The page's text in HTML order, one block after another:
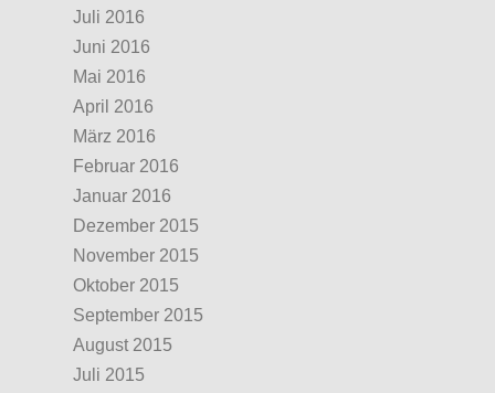
Juli 2016
Juni 2016
Mai 2016
April 2016
März 2016
Februar 2016
Januar 2016
Dezember 2015
November 2015
Oktober 2015
September 2015
August 2015
Juli 2015